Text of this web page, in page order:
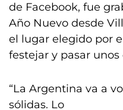
de Facebook, fue
Año Nuevo desde
el lugar elegido por
festejar y pasar unos
“La Argentina va a
sólidas. Lo